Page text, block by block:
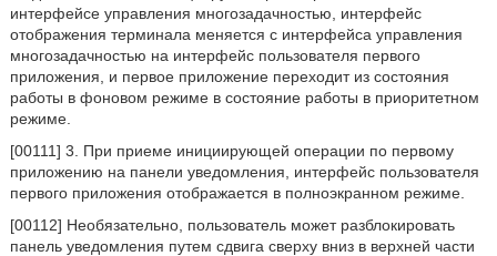
интерфейсе управления многозадачностью, интерфейс
отображения терминала меняется с интерфейса управления
многозадачностью на интерфейс пользователя первого
приложения, и первое приложение переходит из состояния
работы в фоновом режиме в состояние работы в приоритетном
режиме.
[00111] 3. При приеме инициирующей операции по первому
приложению на панели уведомления, интерфейс пользователя
первого приложения отображается в полноэкранном режиме.
[00112] Необязательно, пользователь может разблокировать
панель уведомления путем сдвига сверху вниз в верхней части